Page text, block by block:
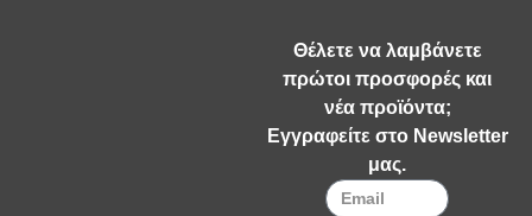
Θέλετε να λαμβάνετε
πρώτοι προσφορές και
νέα προϊόντα;
Εγγραφείτε στο Newsletter
μας.